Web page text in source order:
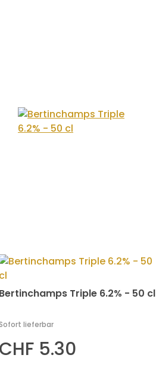
Bertinchamps Triple 6.2% - 50 cl
lieferbar
CHF 5.30